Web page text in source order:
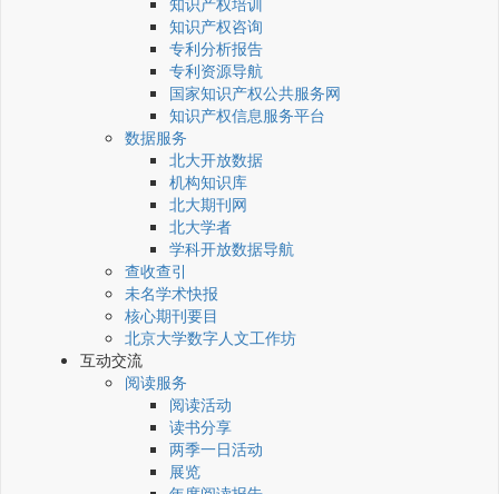
知识产权咨询
专利分析报告
专利资源导航
国家知识产权公共服务网
知识产权信息服务平台
数据服务
北大开放数据
机构知识库
北大期刊网
北大学者
学科开放数据导航
查收查引
未名学术快报
核心期刊要目
北京大学数字人文工作坊
互动交流
阅读服务
阅读活动
读书分享
两季一日活动
展览